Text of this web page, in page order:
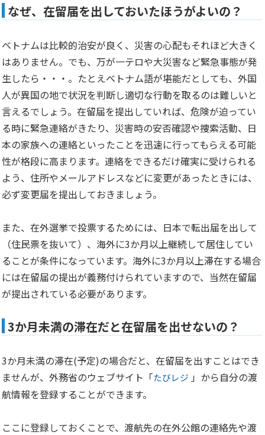
なぜ、在留届を出しておいたほうがよいの？
ベトナムは比較的治安が良く、災害の心配もそれほど大きく
はありません。でも、万が一テロや大災害など緊急事態が発
生したら・・・。たとえベトナム語が堪能だとしても、外国
人が異国の地で状況を判断し適切な行動を取るのは難しいと
言えるでしょう。在留届を提出していれば、危険が迫ってい
る時に緊急連絡がきたり、災害時の安否確認や捜索活動、日
本の家族への連絡といったことを迅速に行ってもらえる可能
性が格段に高まります。連絡をできるだけ確実に受けられる
よう、住所やメールアドレスなどに変更があったときには、
必ず変更届を提出しておきましょう。
また、在外選挙で投票するためには、日本で転出届を出して
（住民票を抜いて）、海外に3か月以上継続して居住してい
ることが条件になっています。海外に3か月以上滞在する場合
には在留届の提出が義務付けられていますので、当然在留届
が提出されている必要があります。
3か月未満の滞在だと在留届を出せないの？
3か月未満の滞在(予定)の場合だと、在留届を出すことはでき
ませんが、外務省のウェブサイト「たびレジ 」から自分の渡
航情報を登録することができます。
ここに登録しておくことで、渡航先の在外公館の連絡先や渡